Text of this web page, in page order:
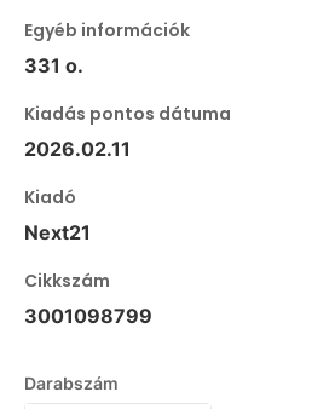
Egyéb információk
331 o.
Kiadás pontos dátuma
2026.02.11
Kiadó
Next21
Cikkszám
3001098799
Darabszám